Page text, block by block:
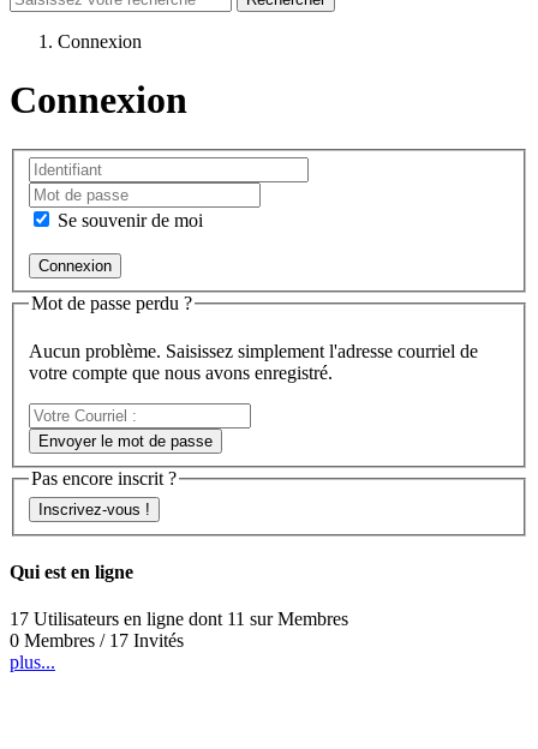
Connexion
Connexion
Se souvenir de moi
Mot de passe perdu ?
Aucun problème. Saisissez simplement l'adresse courriel de
votre compte que nous avons enregistré.
Votre
Courriel
:
Envoyer le mot de passe
Pas encore inscrit ?
Inscrivez-vous !
Qui est en ligne
17 Utilisateurs en ligne dont 11 sur Membres
0 Membres / 17 Invités
plus...